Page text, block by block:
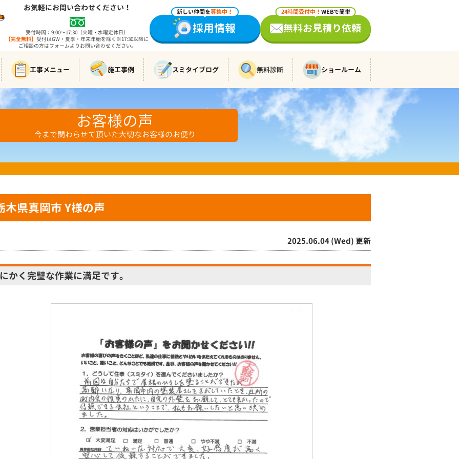
お気軽にお問い合わせください！
受付時間：9:00～17:30（火曜・水曜定休日）
【完全無料】 受付はGW・夏季・年末年始を除く※17:30以降に
ご相談の方はフォームよりお問い合わせください。
新しい仲間を募集中！
採用情報
24時間受付中！ WEBで簡単
無料お見積り依頼
工事メニュー 施工事例 スミタイブログ 無料診断 ショールーム
お客様の声
今まで関わらせて頂いた大切なお客様のお便り
木県真岡市 Y様の声
2025.06.04 (Wed) 更新
かく完璧な作業に満足です。